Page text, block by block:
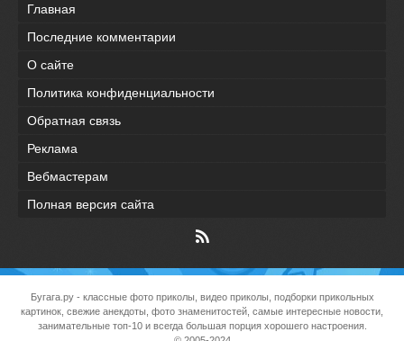
Главная
Последние комментарии
О сайте
Политика конфиденциальности
Обратная связь
Реклама
Вебмастерам
Полная версия сайта
Бугага.ру- классные фото приколы, видео приколы, подборки прикольных
картинок, свежие анекдоты, фото знаменитостей, самые интересные новости,
занимательные топ-10 и всегда большая порция хорошего настроения.